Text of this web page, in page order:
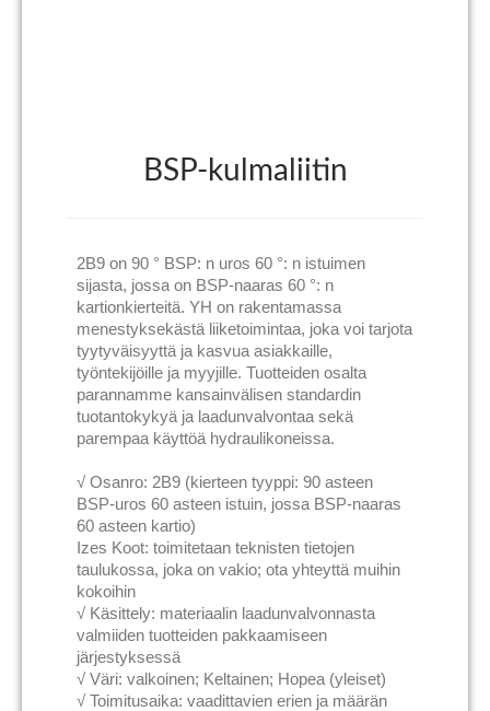
BSP-kulmaliitin
2B9 on 90 ° BSP: n uros 60 °: n istuimen
sijasta, jossa on BSP-naaras 60 °: n
kartionkierteitä. YH on rakentamassa
menestyksekästä liiketoimintaa, joka voi tarjota
tyytyväisyyttä ja kasvua asiakkaille,
työntekijöille ja myyjille. Tuotteiden osalta
parannamme kansainvälisen standardin
tuotantokykyä ja laadunvalvontaa sekä
parempaa käyttöä hydraulikoneissa.
√ Osanro: 2B9 (kierteen tyyppi: 90 asteen
BSP-uros 60 asteen istuin, jossa BSP-naaras
60 asteen kartio)
Izes Koot: toimitetaan teknisten tietojen
taulukossa, joka on vakio; ota yhteyttä muihin
kokoihin
√ Käsittely: materiaalin laadunvalvonnasta
valmiiden tuotteiden pakkaamiseen
järjestyksessä
√ Väri: valkoinen; Keltainen; Hopea (yleiset)
√ Toimitusaika: vaadittavien erien ja määrän